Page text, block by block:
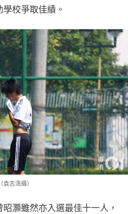
校爭取佳績。
志浩攝）
灝雖然亦入選最佳十一人，